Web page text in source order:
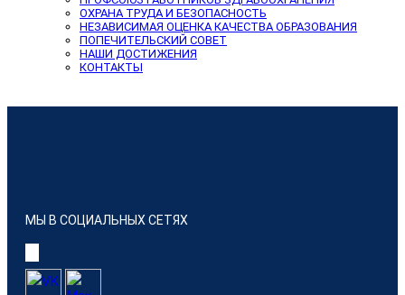
ОХРАНА ТРУДА И БЕЗОПАСНОСТЬ
НЕЗАВИСИМАЯ ОЦЕНКА КАЧЕСТВА ОБРАЗОВАНИЯ
ПОПЕЧИТЕЛЬСКИЙ СОВЕТ
НАШИ ДОСТИЖЕНИЯ
КОНТАКТЫ
МЫ В СОЦИАЛЬНЫХ СЕТЯХ